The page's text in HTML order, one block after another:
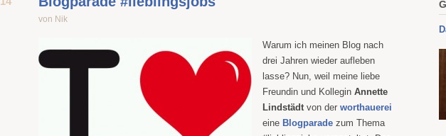
von Nik
Warum ich meinen Blog nach
drei Jahren wieder aufleben
lasse? Nun, weil meine liebe
Freundin und Kollegin Annette
Lindstädtvon der worthauerei
eine Blogparade zum Thema